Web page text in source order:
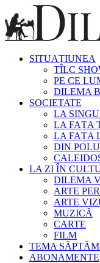
SITUAȚIUNEA
TÎLC
PE CE
DILEMA
SOCIETATE
LA
LA FAȚA
LA FAȚA
DIN
LA ZI ÎN
DILEMA
ARTE
ARTE
MUZICĂ
CARTE
FILM
TEMA
ABONAMENTE